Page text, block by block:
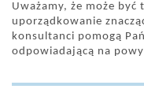
Uważamy, że może być
uporządkowanie
konsultanci pomogą
odpowiadającą na